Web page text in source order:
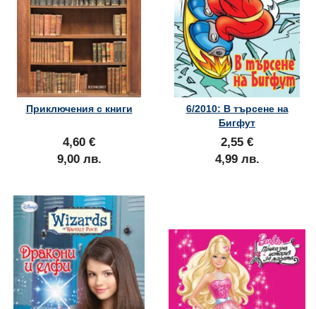
Приключения с книги
4,60 €
9,00 лв.
6/2010: В търсене на
Бигфут
2,55 €
4,99 лв.